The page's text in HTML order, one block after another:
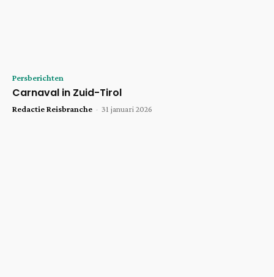
Persberichten
Carnaval in Zuid-Tirol
Redactie Reisbranche - 31 januari 2026